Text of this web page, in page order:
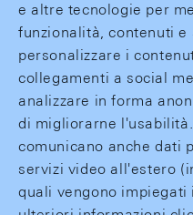
e altre tecnologie per
funzionalità, contenuti
personalizzare i
collegamenti a social
analizzare in forma
di migliorarne
comunicano anche dati
servizi video all'estero
quali vengono